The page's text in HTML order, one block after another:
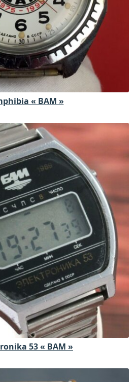
« BAM »
53 « BAM »